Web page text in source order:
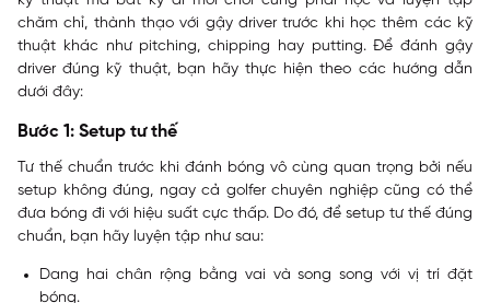
chăm chỉ, thành thạo với gậy driver trước khi học thêm các kỹ
thuật khác như pitching, chipping hay putting. Để đánh gậy
driver đúng kỹ thuật, bạn hãy thực hiện theo các hướng dẫn
dưới đây:
Bước 1: Setup tư thế
Tư thế chuẩn trước khi đánh bóng vô cùng quan trọng bởi nếu
setup không đúng, ngay cả golfer chuyên nghiệp cũng có thể
đưa bóng đi với hiệu suất cực thấp. Do đó, để setup tư thế đúng
chuẩn, bạn hãy luyện tập như sau:
Dang hai chân rộng bằng vai và song song với vị trí đặt
bóng.